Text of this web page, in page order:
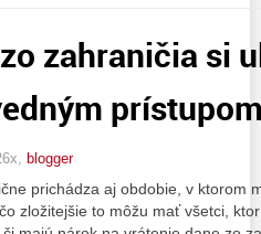
zahraničia si
blogger
prichádza aj obdobie, v ktorom
zložitejšie to môžu mať všetci,